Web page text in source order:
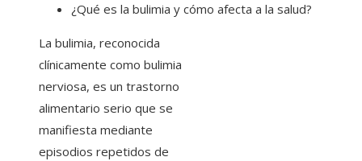
¿Qué es la bulimia y cómo afecta a la salud?
La bulimia, reconocida
clínicamente como bulimia
nerviosa, es un trastorno
alimentario serio que se
manifiesta mediante
episodios repetidos de